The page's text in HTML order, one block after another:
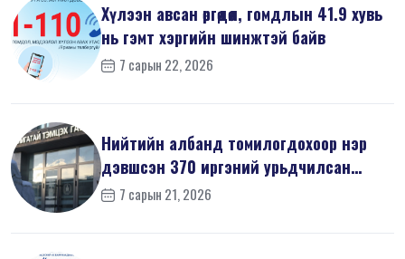
Хүлээн авсан өргөдөл, гомдлын 41.9 хувь
нь гэмт хэргийн шинжтэй байв
7 сарын 22, 2026
Нийтийн албанд томилогдохоор нэр
дэвшсэн 370 иргэний урьдчилсан
мэдүүл...
7 сарын 21, 2026